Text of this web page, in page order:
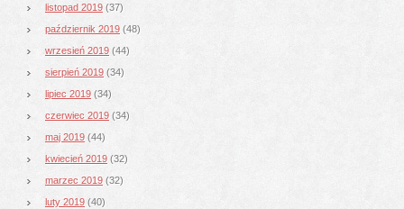
listopad 2019 (37)
październik 2019 (48)
wrzesień 2019 (44)
sierpień 2019 (34)
lipiec 2019 (34)
czerwiec 2019 (34)
maj 2019 (44)
kwiecień 2019 (32)
marzec 2019 (32)
luty 2019 (40)